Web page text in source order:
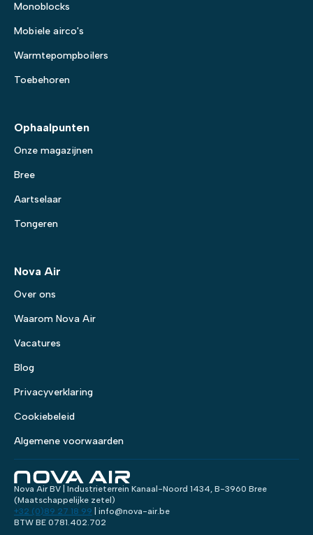
Monoblocks
Mobiele airco's
Warmtepompboilers
Toebehoren
Ophaalpunten
Onze magazijnen
Bree
Aartselaar
Tongeren
Nova Air
Over ons
Waarom Nova Air
Vacatures
Blog
Privacyverklaring
Cookiebeleid
Algemene voorwaarden
+32 (0)89 27 18 99 | info@nova-air.be
BTW BE 0781.402.702
Nova Air BV | Industrieterrein Kanaal-Noord 1434, B-3960 Bree
(Maatschappelijke zetel)